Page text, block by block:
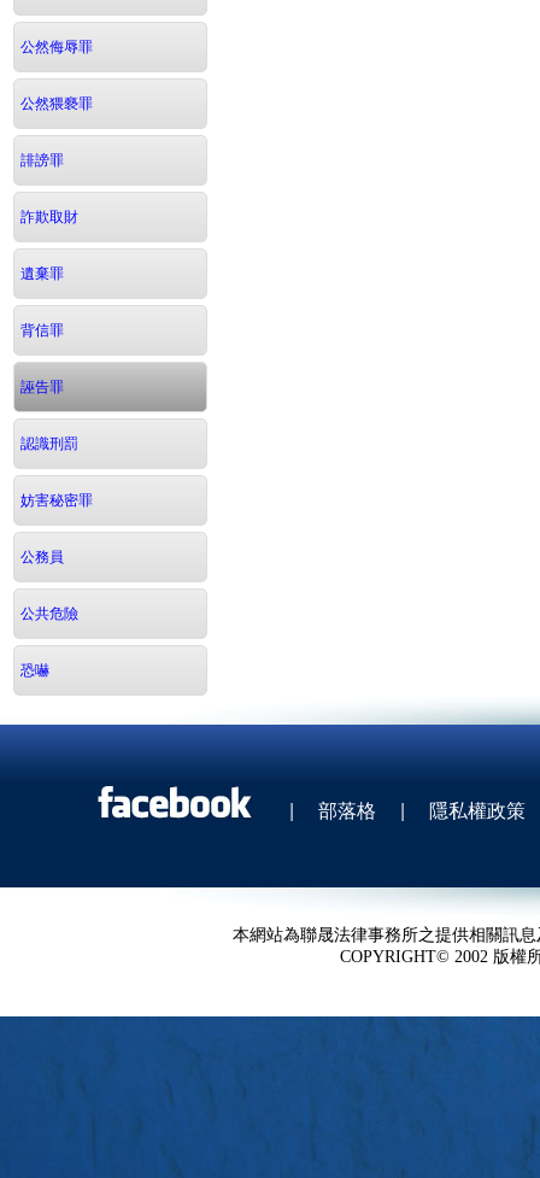
公然侮辱罪
公然猥褻罪
誹謗罪
詐欺取財
遺棄罪
背信罪
誣告罪
認識刑罰
妨害秘密罪
公務員
公共危險
恐嚇
| 部落格 | 隱私權政策
本網站為聯晟法律事務所之提供相關訊
COPYRIGHT© 2002 版權